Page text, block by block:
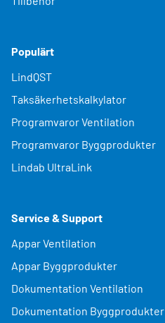
Populärt
LindQST
Taksäkerhetskalkylator
Programvaror Ventilation
Programvaror Byggprodukter
Lindab UltraLink
Service & Support
Appar Ventilation
Appar Byggprodukter
Dokumentation Ventilation
Dokumentation Byggprodukter